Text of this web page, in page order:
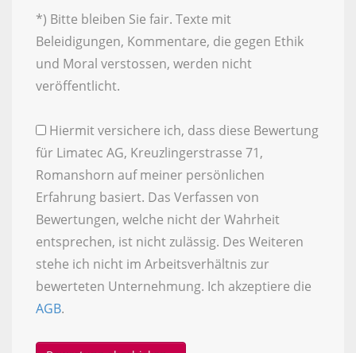
*) Bitte bleiben Sie fair. Texte mit
Beleidigungen, Kommentare, die gegen Ethik
und Moral verstossen, werden nicht
veröffentlicht.
Hiermit versichere ich, dass diese Bewertung
für Limatec AG, Kreuzlingerstrasse 71,
Romanshorn auf meiner persönlichen
Erfahrung basiert. Das Verfassen von
Bewertungen, welche nicht der Wahrheit
entsprechen, ist nicht zulässig. Des Weiteren
stehe ich nicht im Arbeitsverhältnis zur
bewerteten Unternehmung. Ich akzeptiere die
AGB.